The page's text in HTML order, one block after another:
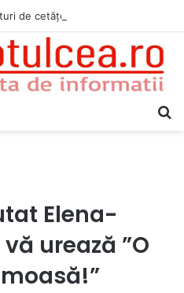
Elena-
vă urează ”O